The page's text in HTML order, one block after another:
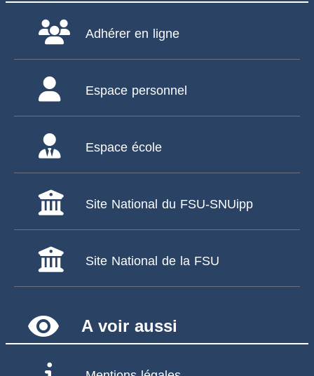
Adhérer en ligne
Espace personnel
Espace école
Site National du FSU-SNUipp
Site National de la FSU
remove_red_eye A voir aussi